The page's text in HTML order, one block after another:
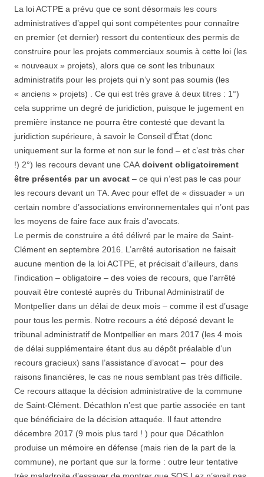
La loi ACTPE a prévu que ce sont désormais les cours
administratives d’appel qui sont compétentes pour connaître
en premier (et dernier) ressort du contentieux des permis de
construire pour les projets commerciaux soumis à cette loi (les
« nouveaux » projets), alors que ce sont les tribunaux
administratifs pour les projets qui n’y sont pas soumis (les
« anciens » projets) . Ce qui est très grave à deux titres : 1°)
cela supprime un degré de juridiction, puisque le jugement en
première instance ne pourra être contesté que devant la
juridiction supérieure, à savoir le Conseil d’État (donc
uniquement sur la forme et non sur le fond – et c’est très cher
!) 2°) les recours devant une CAA doivent obligatoirement
être présentés par un avocat – ce qui n’est pas le cas pour
les recours devant un TA. Avec pour effet de « dissuader » un
certain nombre d’associations environnementales qui n’ont pas
les moyens de faire face aux frais d’avocats.
Le permis de construire a été délivré par le maire de Saint-
Clément en septembre 2016. L’arrêté autorisation ne faisait
aucune mention de la loi ACTPE, et précisait d’ailleurs, dans
l’indication – obligatoire – des voies de recours, que l’arrêté
pouvait être contesté auprès du Tribunal Administratif de
Montpellier dans un délai de deux mois – comme il est d’usage
pour tous les permis. Notre recours a été déposé devant le
tribunal administratif de Montpellier en mars 2017 (les 4 mois
de délai supplémentaire étant dus au dépôt préalable d’un
recours gracieux) sans l’assistance d’avocat – pour des
raisons financières, le cas ne nous semblant pas très difficile.
Ce recours attaque la décision administrative de la commune
de Saint-Clément. Décathlon n’est que partie associée en tant
que bénéficiaire de la décision attaquée. Il faut attendre
décembre 2017 (9 mois plus tard ! ) pour que Décathlon
produise un mémoire en défense (mais rien de la part de la
commune), ne portant que sur la forme : outre leur tentative